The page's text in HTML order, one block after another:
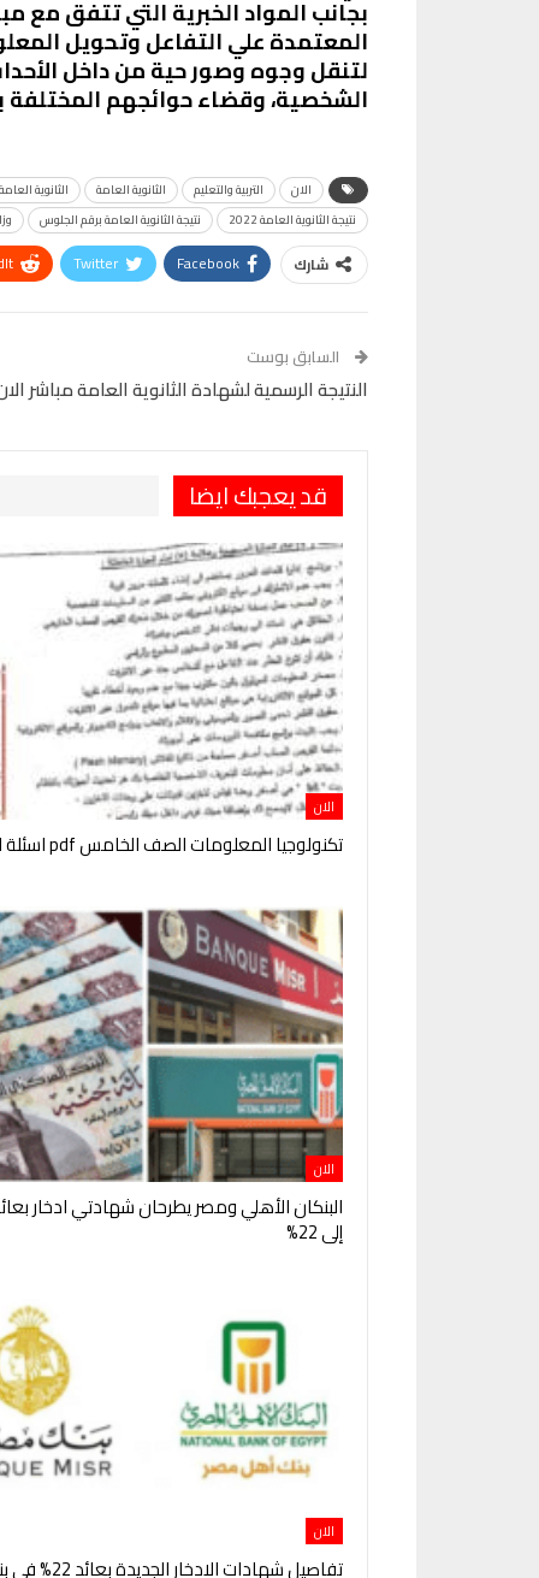
بجانب المواد الخبرية التي تتفق
المعتمدة علي التفاعل وتحويل
لتنقل وجوه وصور حية من داخل
الشخصية، وقضاء حوائجهم
الان التربية والتعليم الثانوية العامة
الثانوية العامة
نتيجة الثانوية العامة 2022
نتيجة الثانوية العامة برقم الجلوس
شارك Facebook
Twitter
السابق بوست
النتيجة الرسمية لشهادة الثانوية العامة مباشر
قد يعجبك ايضا
الان
تكنولوجيا المعلومات الصف الخامس pdf اسئلة الوزارة
الان
البنكان الأهلي ومصر يطرحان شهادتي ادخار
إلى 22%
الان
تفاصيل شهادات الادخار